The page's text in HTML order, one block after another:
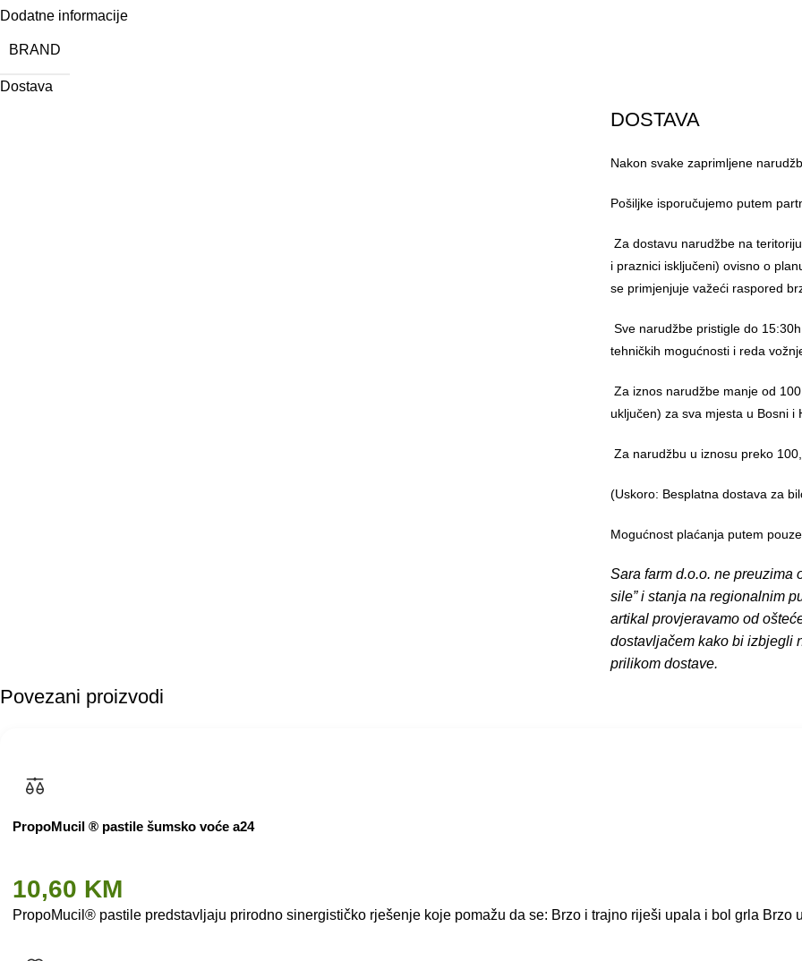
Dodatne informacije
BRAND
Dostava
DOSTAVA
Nakon svake zaprimljene
Pošiljke isporučujemo putem
Za dostavu narudžbe na
i praznici isključeni) ovisno o
se primjenjuje važeći raspored
Sve narudžbe pristigle do
tehničkih mogućnosti i reda
Za iznos narudžbe manje od
uključen) za sva mjesta u Bosni i
Za narudžbu u iznosu preko
(Uskoro: Besplatna dostava za
Mogućnost plaćanja putem
Sara farm d.o.o. ne preuzima
sile” i stanja na regionalnim
artikal provjeravamo od
dostavljačem kako bi izbjegli
prilikom dostave.
Povezani proizvodi
PropoMucil ® pastile šumsko voće a24
10,60 KM
PropoMucil® pastile predstavljaju prirodno sinergističko rješenje koje pomažu da se: Brzo i trajno riješi upala i bol grla Brzo